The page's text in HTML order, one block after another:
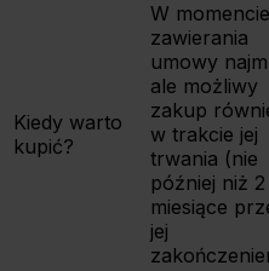
Kiedy warto
kupić?
W momencie
zawierania
umowy
ale możliwy
zakup
w trakcie jej
trwania (nie
później niż 2
miesiące
jej